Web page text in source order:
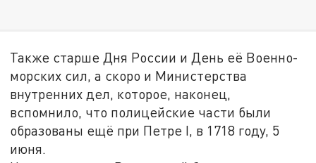
Также старше Дня России и День её Военно-
морских сил, а скоро и Министерства
внутренних дел, которое, наконец,
вспомнило, что полицейские части были
образованы ещё при Петре I, в 1718 году, 5
июня.